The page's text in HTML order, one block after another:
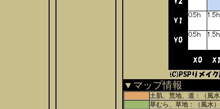
▼マップ情報
土肌、荒地、道：（風
草むら、草地：（風水